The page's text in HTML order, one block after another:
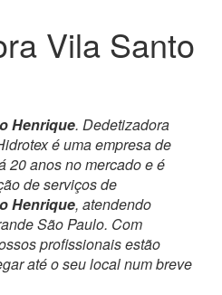
Vila Santo
Henrique. Dedetizadora
é uma empresa de
20 anos no mercado e é
de serviços de
Henrique, atendendo
São Paulo. Com
profissionais estão
até o seu local num breve